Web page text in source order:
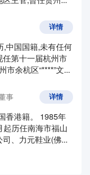
,中国国籍,未有任何
第十一届杭州市
市余杭区“****”文...
详情
事
香港籍。 1985年
历任南海市福山
、力元鞋业(佛...
详情